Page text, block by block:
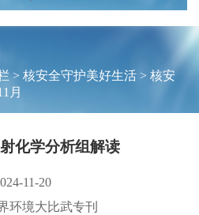
> 核安全守护美好生活> 核安
月
化学分析组解读
11-20
环境大比武专刊